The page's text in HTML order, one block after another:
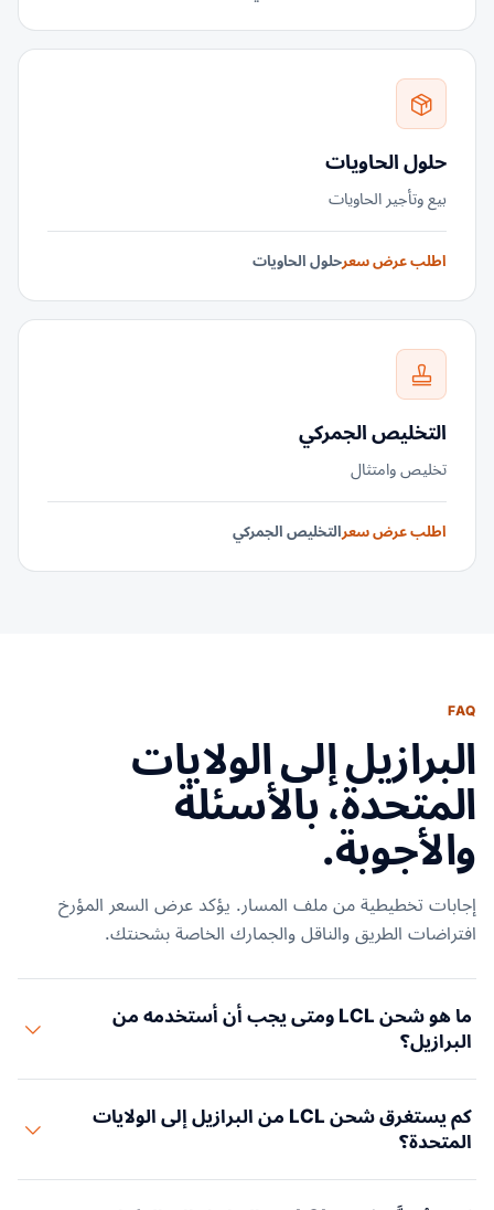
حلول الحاويات
بيع وتأجير الحاويات
اطلب عرض سعرحلول الحاويات
التخليص الجمركي
تخليص وامتثال
اطلب عرض سعرالتخليص الجمركي
FAQ
البرازيل إلى الولايات
المتحدة، بالأسئلة
والأجوبة.
إجابات تخطيطية من ملف المسار. يؤكد عرض السعر المؤرخ
افتراضات الطريق والناقل والجمارك الخاصة بشحنتك.
ما هو شحن LCL ومتى يجب أن أستخدمه من
البرازيل؟
بضاعتك حاوية مع بضائع شاحنين آخرين. تدفع فقط مقابل الأمتار
تكون شحنتك أقل من 15 CBM، أو عندما تجرب منتجات جديدة، أو
كم يستغرق شحن LCL من البرازيل إلى الولايات
المتحدة؟